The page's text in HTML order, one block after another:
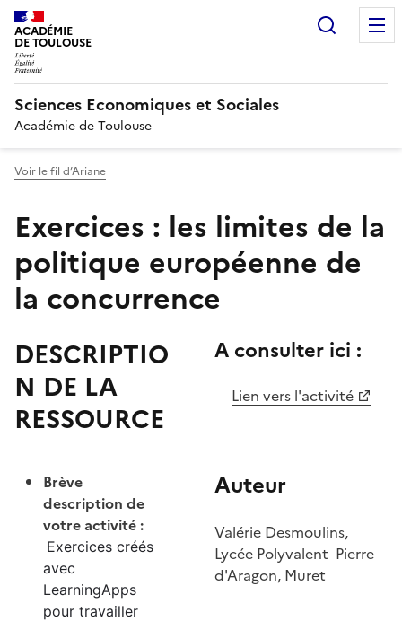
ACADÉMIE
DE TOULOUSE
Sciences Economiques et Sociales
Académie de Toulouse
Voir le fil d’Ariane
Exercices : les limites de la
politique européenne de
la concurrence
DESCRIPTIO
N DE LA
RESSOURCE
Brève
description de
votre activité :
Exercices créés
avec
LearningApps
pour travailler
A consulter ici :
Lien vers l'activité
Auteur
Valérie Desmoulins,
Lycée Polyvalent Pierre
d'Aragon, Muret